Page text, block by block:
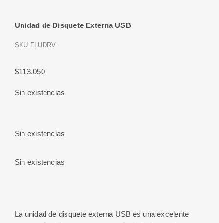
Unidad de Disquete Externa USB
SKU FLUDRV
$113.050
Sin existencias
Sin existencias
Sin existencias
La unidad de disquete externa USB es una excelente